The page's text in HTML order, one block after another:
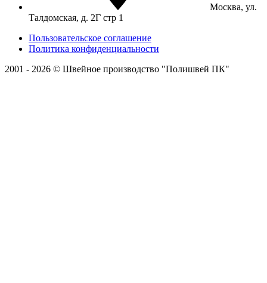
Москва, ул.
Талдомская, д. 2Г стр 1
Пользовательское соглашение
Политика конфиденциальности
2001 - 2026 © Швейное производство "Полишвей ПК"